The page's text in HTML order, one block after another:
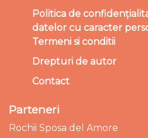
Politica de
datelor cu caracter
Termeni si conditii
Drepturi de autor
Contact
Parteneri
Rochii Sposa del Amore